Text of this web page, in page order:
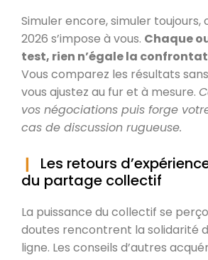
Simuler encore, simuler
2026 s’impose à vous. Chaque
test, rien n’égale la
Vous comparez les résultats
vous ajustez au fur et à mesure.
vos négociations puis forge
cas de discussion rugueuse.
Les retours
du partage collectif
La puissance du collectif se
doutes rencontrent la solidarité
ligne. Les conseils d’autres